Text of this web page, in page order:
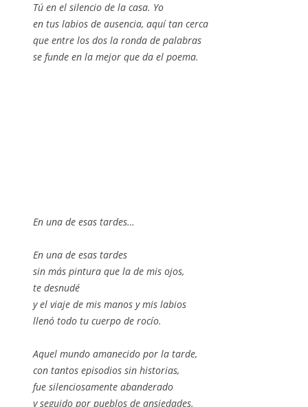
Tú en el silencio de la casa. Yo
en tus labios de ausencia, aquí tan cerca
que entre los dos la ronda de palabras
se funde en la mejor que da el poema.
En una de esas tardes…
En una de esas tardes
sin más pintura que la de mis ojos,
te desnudé
y el viaje de mis manos y mis labios
llenó todo tu cuerpo de rocío.
Aquel mundo amanecido por la tarde,
con tantos episodios sin historias,
fue silenciosamente abanderado
y seguido por pueblos de ansiedades.